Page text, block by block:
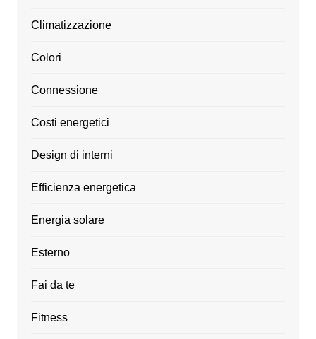
Climatizzazione
Colori
Connessione
Costi energetici
Design di interni
Efficienza energetica
Energia solare
Esterno
Fai da te
Fitness